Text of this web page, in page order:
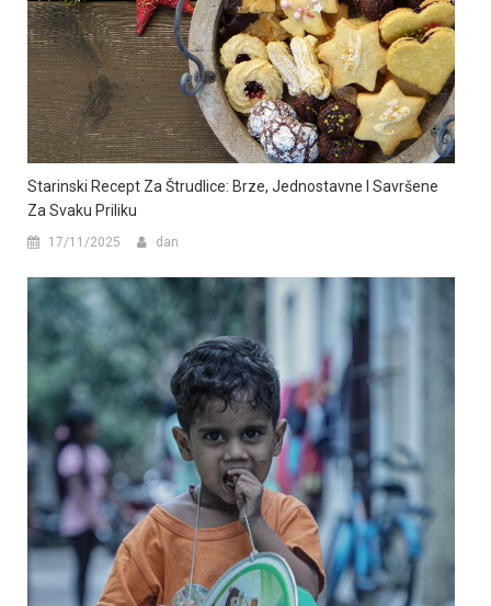
Starinski Recept Za Štrudlice: Brze, Jednostavne I Savršene
Za Svaku Priliku
17/11/2025 dan